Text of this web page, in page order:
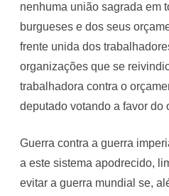
nenhuma união sagrada em
burgueses e dos seus
frente unida dos
organizações que se
trabalhadora contra o
deputado votando a favor do
Guerra contra a guerra
a este sistema apodrecido,
evitar a guerra mundial se,